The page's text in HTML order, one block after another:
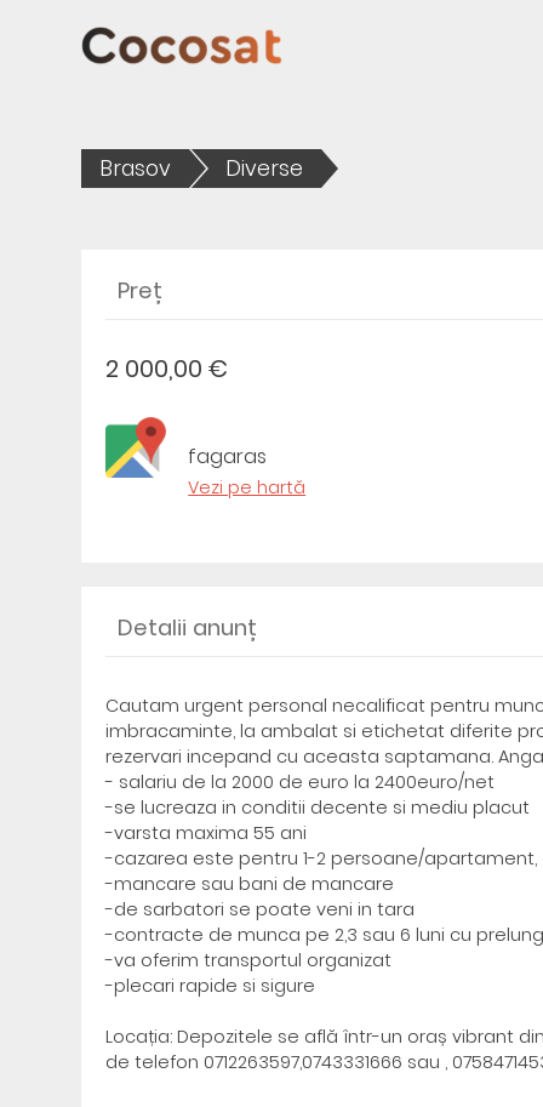
Brasov Diverse
Preț
2 000,00 €
fagaras
Vezi pe hartă
Detalii anunț
Cautam urgent personal necalificat pentru
imbracaminte, la ambalat si etichetat diferite
rezervari incepand cu aceasta saptamana.
- salariu de la 2000 de euro la 2400euro/net
-se lucreaza in conditii decente si mediu placut
-varsta maxima 55 ani
-cazarea este pentru 1-2 persoane/
-mancare sau bani de mancare
-de sarbatori se poate veni in tara
-contracte de munca pe 2,3 sau 6 luni cu
-va oferim transportul organizat
-plecari rapide si sigure
Locația: Depozitele se află într-un oraș vibrant
de telefon 0712263597,0743331666 sau ,